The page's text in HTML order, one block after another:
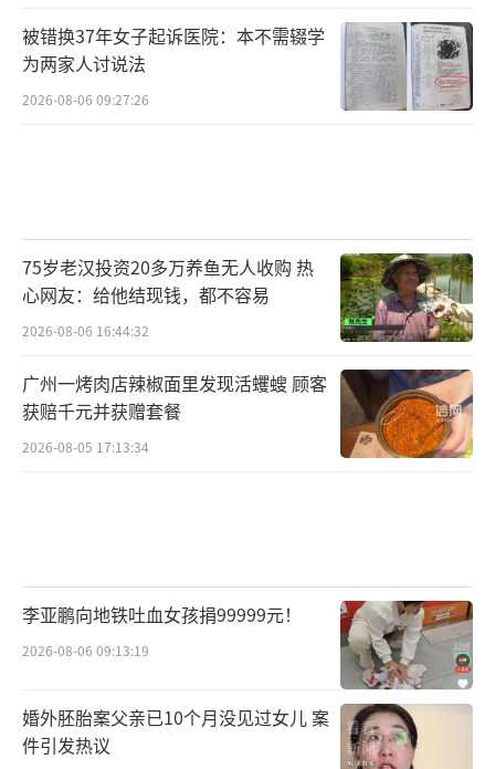
被错换37年女子起诉医院：本不需辍学
为两家人讨说法
2026-08-06 09:27:26
75岁老汉投资20多万养鱼无人收购 热
心网友：给他结现钱，都不容易
2026-08-06 16:44:32
广州一烤肉店辣椒面里发现活蠼螋 顾客
获赔千元并获赠套餐
2026-08-05 17:13:34
李亚鹏向地铁吐血女孩捐99999元！
2026-08-06 09:13:19
婚外胚胎案父亲已10个月没见过女儿 案
件引发热议